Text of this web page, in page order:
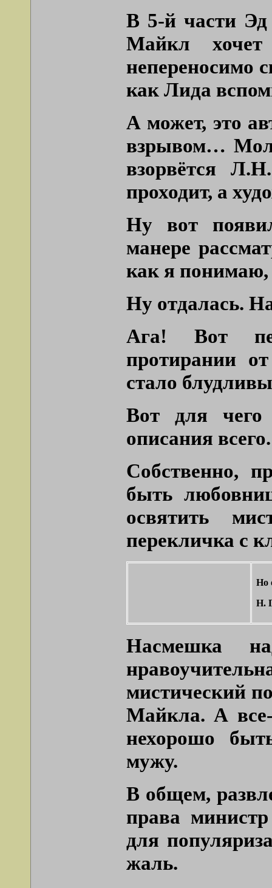
В 5-й части
Майкл
непереносимо
как Лида
А может, это
взрывом…
взорвётся
проходит, а
Ну вот
манере
как я
Ну отдалась.
Ага! Вот
протирании
стало
Вот для чего
описания
Собственно,
быть
освятить
перекличка с
Но
Н.
Насмешка
мистический
Майкла. А
нехорошо
мужу.
В общем,
права
для
жаль.